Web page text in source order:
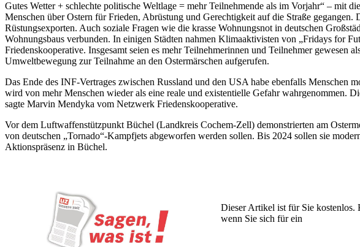
Gutes Wetter + schlechte politische Weltlage = mehr Teilnehmende als im Vorjahr“ – mit
Menschen über Ostern für Frieden, Abrüstung und Gerechtigkeit auf die Straße
Rüstungsexporten. Auch soziale Fragen wie die krasse Wohnungsnot in deutschen
Wohnungsbaus verbunden. In einigen Städten nahmen Klimaaktivisten von „Fridays for
Friedenskooperative. Insgesamt seien es mehr Teilnehmerinnen und Teilnehmer gewesen
Umweltbewegung zur Teilnahme an den Ostermärschen aufgerufen.
Das Ende des INF-Vertrages zwischen Russland und den USA habe ebenfalls Menschen
wird von mehr Menschen wieder als eine reale und existentielle Gefahr wahrgenommen.
sagte Marvin Mendyka vom Netzwerk Friedenskooperative.
Vor dem Luftwaffenstützpunkt Büchel (Landkreis Cochem-Zell) demonstrierten am
von deutschen „Tornado“-Kampfjets abgeworfen werden sollen. Bis 2024 sollen sie
Aktionspräsenz in Büchel.
Dieser Artikel ist für Sie kostenlos.
wenn Sie sich für ein